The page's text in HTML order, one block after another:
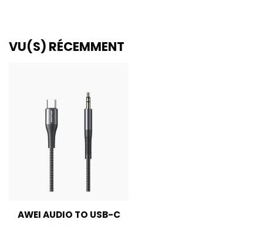
VU(S) RÉCEMMENT
AWEI AUDIO TO USB-C